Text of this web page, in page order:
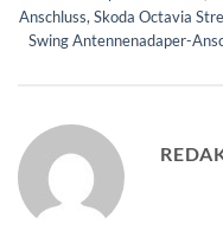
Anschluss, Skoda Octavia
Swing Antennenadaper-